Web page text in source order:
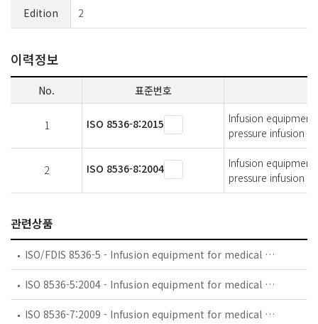
Edition 2
이력정보
No. 표준번호
1 ISO 8536-8:2015
Infusion
pressure infusion
2 ISO 8536-8:2004
Infusion
pressure infusion
관련상품
ISO/FDIS 8536-5 - Infusion equipment for medical use — Part 5: Burette infusion sets for single use, gravity feed
ISO 8536-5:2004 - Infusion equipment for medical use — Part 5: Burette infusion sets for single use, gravity feed
ISO 8536-7:2009 - Infusion equipment for medical use — Part 7: Caps made of aluminium-plastics combinations for infusion bottles